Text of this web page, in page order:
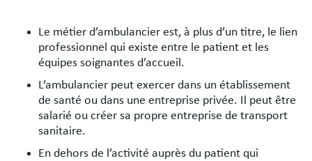
Le métier d’ambulancier est, à plus d’un titre, le lien
professionnel qui existe entre le patient et les
équipes soignantes d’accueil.
L’ambulancier peut exercer dans un établissement
de santé ou dans une entreprise privée. Il peut être
salarié ou créer sa propre entreprise de transport
sanitaire.
En dehors de l’activité auprès du patient qui